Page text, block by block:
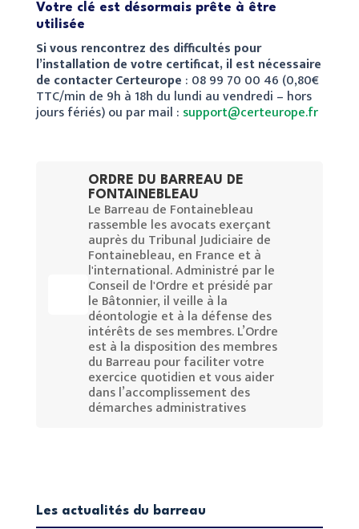
Votre clé est désormais prête à être
utilisée
Si vous rencontrez des difficultés pour
l’installation de votre certificat, il est nécessaire
de contacter Certeurope : 08 99 70 00 46 (0,80€
TTC/min de 9h à 18h du lundi au vendredi – hors
jours fériés) ou par mail : support@certeurope.fr
ORDRE DU BARREAU DE
FONTAINEBLEAU
Le Barreau de Fontainebleau
rassemble les avocats exerçant
auprès du Tribunal Judiciaire de
Fontainebleau, en France et à
l'international. Administré par le
Conseil de l'Ordre et présidé par
le Bâtonnier, il veille à la
déontologie et à la défense des
intérêts de ses membres. L’Ordre
est à la disposition des membres
du Barreau pour faciliter votre
exercice quotidien et vous aider
dans l’accomplissement des
démarches administratives
Les actualités du barreau